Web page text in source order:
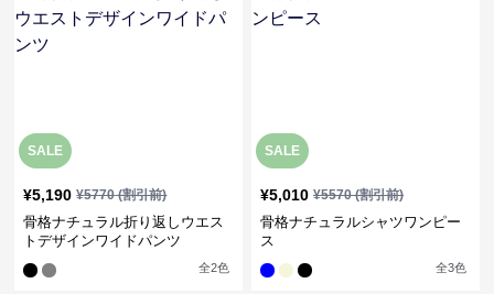
SALE
¥5,190 ¥5770(割引前)
骨格ナチュラル折り返しウエス
トデザインワイドパンツ
全2色
SALE
¥5,010 ¥5570(割引前)
骨格ナチュラルシャツワンピー
ス
全3色